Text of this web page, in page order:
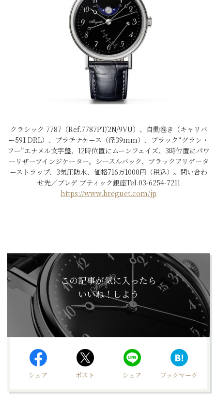
クラシック 7787（Ref.7787PT/2N/9VU）、自動巻き（キャリバ
ー591 DRL）、プラチナケース（径39mm）、ブラック“グラン・
フー”エナメル文字盤、12時位置にムーンフェイズ、3時位置にパワ
ーリザーブインジケーター。シースルバック、ブラックアリゲータ
ーストラップ、3気圧防水、価格716万1000円（税込）。問い合わ
せ先／ブレゲ ブティック銀座Tel.03-6254-7211
https://www.breguet.com/jp
この記事が気に入ったら
いいね！しよう
シェア ポスト シェア ブックマーク